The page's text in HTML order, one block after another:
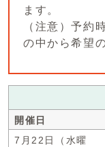
ます。
（注意）予約
の中から希望
開催日
7月22日（水曜